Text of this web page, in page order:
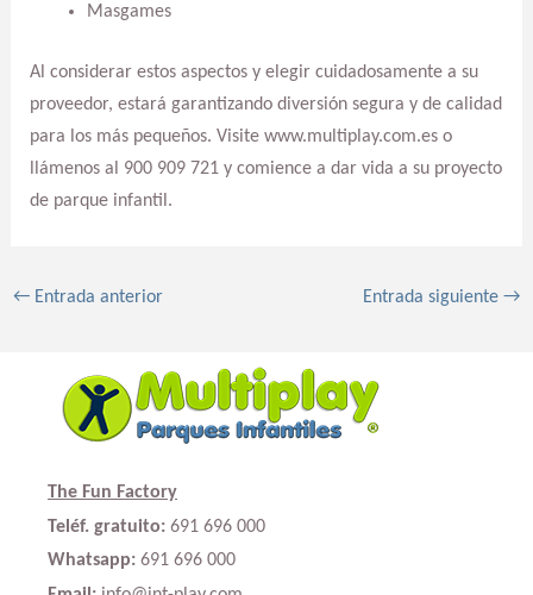
Masgames
Al considerar estos aspectos y elegir cuidadosamente a su
proveedor, estará garantizando diversión segura y de calidad
para los más pequeños. Visite www.multiplay.com.es o
llámenos al 900 909 721 y comience a dar vida a su proyecto
de parque infantil.
←Entrada anterior Entrada siguiente→
The Fun Factory
Teléf. gratuito: 691 696 000
Whatsapp: 691 696 000